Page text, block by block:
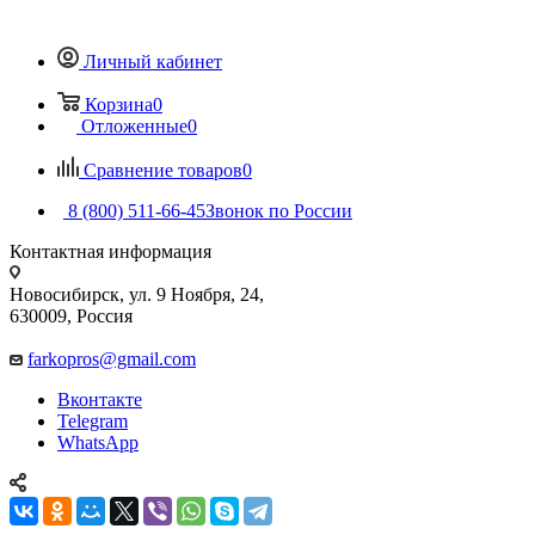
Личный кабинет
Корзина0
Отложенные0
Сравнение товаров0
8 (800) 511-66-45Звонок по России
Контактная информация
Новосибирск, ул. 9 Ноября, 24,
630009, Россия
farkopros@gmail.com
Вконтакте
Telegram
WhatsApp